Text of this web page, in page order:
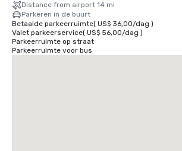
Distance from airport 14 mi
Parkeren in de buurt
Betaalde parkeerruimte( US$ 36,00/dag )
Valet parkeerservice( US$ 56,00/dag )
Parkeerruimte op straat
Parkeerruimte voor bus